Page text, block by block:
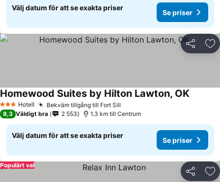
Välj datum för att se exakta priser
Se priser
Dela
3 StjärnorHotell Bekväm tillgång till Fort Sill
Homewood Suites by Hilton Lawton, OKSe
8,3 Väldigt bra 2 553 1.3 km till Centrum
Välj datum för att se exakta priser
Se priser
Dela
Populärt val